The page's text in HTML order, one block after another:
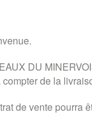
DU
de la
de vente pourra